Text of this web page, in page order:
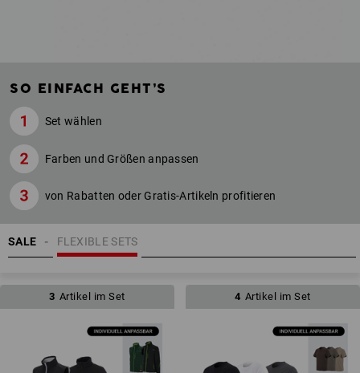
SO EINFACH GEHT’S
Set wählen
Farben und Größen anpassen
von Rabatten oder Gratis-Artikeln profitieren
SALE FLEXIBLE SETS
3 Artikel im Set 4 Artikel im Set